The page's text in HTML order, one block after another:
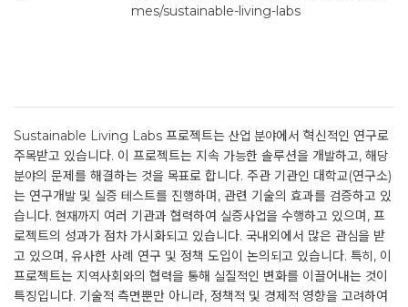
mes/sustainable-living-labs
Sustainable Living Labs 프로젝트는 산업 분야에서 혁신적인 연구로
주목받고 있습니다. 이 프로젝트는 지속 가능한 솔루션을 개발하고, 해당
분야의 문제를 해결하는 것을 목표로 합니다. 주관 기관인 대학교(연구소)
는 연구개발 및 실증 테스트를 진행하며, 관련 기술의 효과를 검증하고 있
습니다. 현재까지 여러 기관과 협력하여 실증사업을 수행하고 있으며, 프
로젝트의 성과가 점차 가시화되고 있습니다. 국내외에서 많은 관심을 받
고 있으며, 유사한 사례 연구 및 정책 도입이 논의되고 있습니다. 특히, 이
프로젝트는 지역사회와의 협력을 통해 실질적인 변화를 이끌어내는 것이
특징입니다. 기술적 측면뿐만 아니라, 정책적 및 경제적 영향을 고려하여